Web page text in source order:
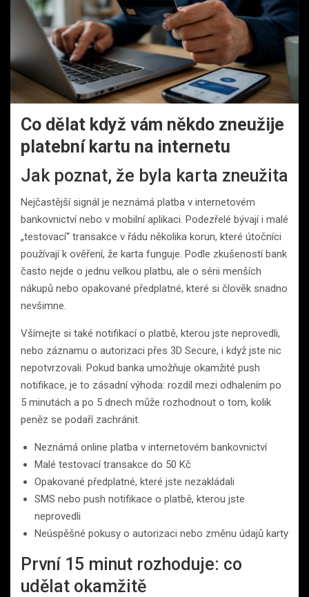
Co dělat když vám někdo zneužije
platební kartu na internetu
Jak poznat, že byla karta zneužita
Nejčastější signál je neznámá platba v internetovém
bankovnictví nebo v mobilní aplikaci. Podezřelé bývají i malé
„testovací“ transakce v řádu několika korun, které útočníci
používají k ověření, že karta funguje. Podle zkušeností bank
často nejde o jednu velkou platbu, ale o sérii menších
nákupů nebo opakované předplatné, které si člověk snadno
nevšimne.
Všímejte si také notifikací o platbě, kterou jste neprovedli,
nebo záznamu o autorizaci přes 3D Secure, i když jste nic
nepotvrzovali. Pokud banka umožňuje okamžité push
notifikace, je to zásadní výhoda: rozdíl mezi odhalením po
5 minutách a po 5 dnech může rozhodnout o tom, kolik
peněz se podaří zachránit.
Neznámá online platba v internetovém bankovnictví
Malé testovací transakce do 50 Kč
Opakované předplatné, které jste nezakládali
SMS nebo push notifikace o platbě, kterou jste
neprovedli
Neúspěšné pokusy o autorizaci nebo změnu údajů karty
První 15 minut rozhoduje: co
udělat okamžitě